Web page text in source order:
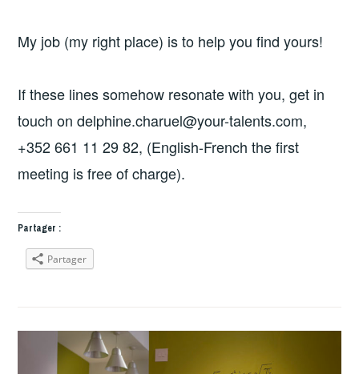
My job (my right place) is to help you find yours!
If these lines somehow resonate with you, get in
touch on delphine.charuel@your-talents.com,
+352 661 11 29 82, (English-French the first
meeting is free of charge).
Partager :
Partager